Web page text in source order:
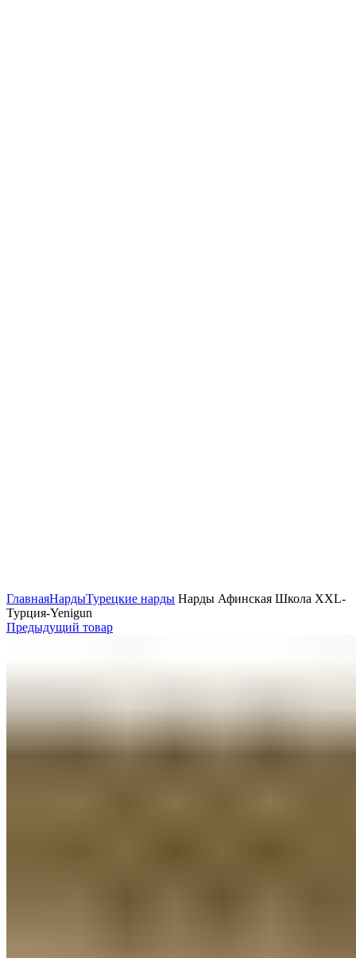
ГлавнаяНардыТурецкие нарды Нарды Афинская Школа XXL-
Турция-Yenigun
Предыдущий товар